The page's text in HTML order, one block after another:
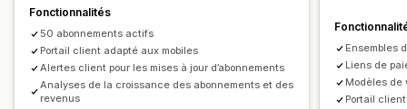
Périodes d’essai
Tarification selon l’utilisateur
Tarification dynamique
Fonctionnalités
50 abonnements actifs
Portail client adapté aux mobiles
Alertes client pour les mises à jour d’abonnements
Analyses de la croissance des abonnements et des
revenus
Ensembles
Liens de
Modèles de
Portail